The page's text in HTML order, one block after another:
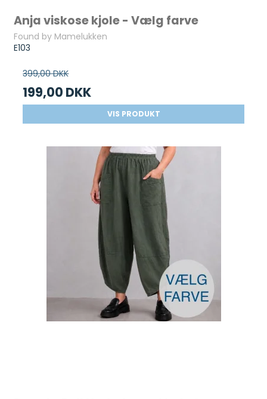
Anja viskose kjole - Vælg farve
Found by Mamelukken
E103
399,00 DKK
199,00 DKK
VIS PRODUKT